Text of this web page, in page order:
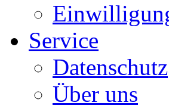
Service
Datenschutz
Über uns